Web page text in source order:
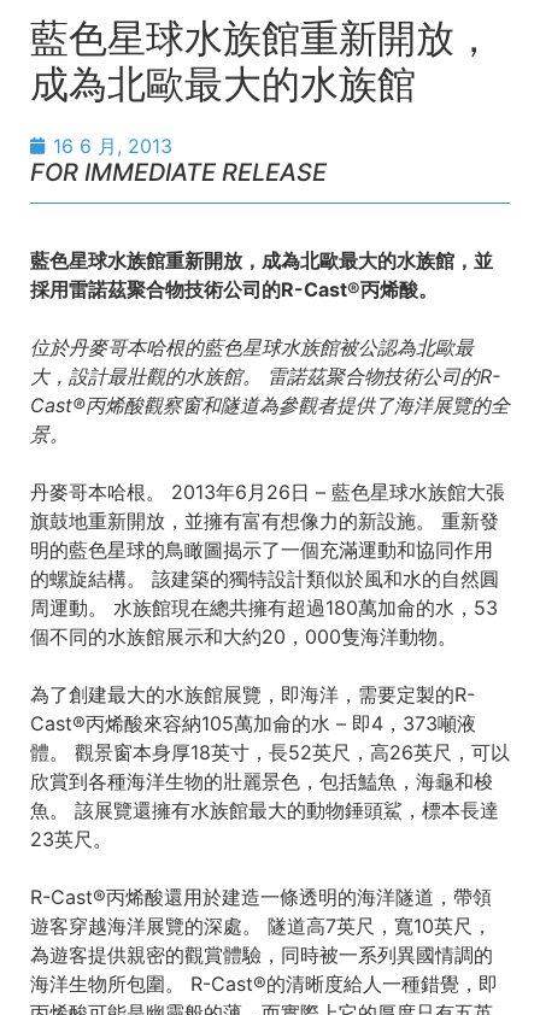
藍色星球水族館重新開放，
成為北歐最大的水族館
16 6 月, 2013
FOR IMMEDIATE RELEASE
藍色星球水族館重新開放，成為北歐最大的水族館，並
採用雷諾茲聚合物技術公司的R-Cast®丙烯酸。
位於丹麥哥本哈根的藍色星球水族館被公認為北歐最
大，設計最壯觀的水族館。 雷諾茲聚合物技術公司的R-
Cast®丙烯酸觀察窗和隧道為參觀者提供了海洋展覽的全
景。
丹麥哥本哈根。 2013年6月26日 – 藍色星球水族館大張
旗鼓地重新開放，並擁有富有想像力的新設施。 重新發
明的藍色星球的鳥瞰圖揭示了一個充滿運動和協同作用
的螺旋結構。 該建築的獨特設計類似於風和水的自然圓
周運動。 水族館現在總共擁有超過180萬加侖的水，53
個不同的水族館展示和大約20，000隻海洋動物。
為了創建最大的水族館展覽，即海洋，需要定製的R-
Cast®丙烯酸來容納105萬加侖的水 – 即4，373噸液
體。 觀景窗本身厚18英寸，長52英尺，高26英尺，可以
欣賞到各種海洋生物的壯麗景色，包括鰪魚，海龜和梭
魚。 該展覽還擁有水族館最大的動物錘頭鯊，標本長達
23英尺。
R-Cast®丙烯酸還用於建造一條透明的海洋隧道，帶領
遊客穿越海洋展覽的深處。 隧道高7英尺，寬10英尺，
為遊客提供親密的觀賞體驗，同時被一系列異國情調的
海洋生物所包圍。 R-Cast®的清晰度給人一種錯覺，即